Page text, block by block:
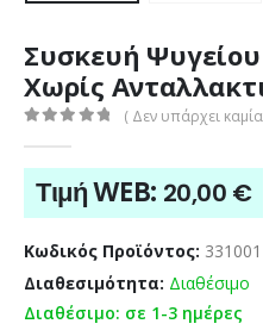
Συσκευή
Χωρίς
( Δεν υπάρχει
Τιμή WEB: 20,00 €
Κωδικός Προϊόντος: 331001
Διαθεσιμότητα: Διαθέσιμο
Διαθέσιμο: σε 1-3 ημέρες